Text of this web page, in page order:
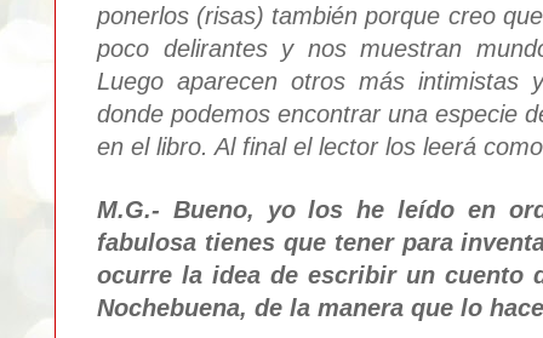
ponerlos (risas) también porque creo
poco delirantes y nos muestran
Luego aparecen otros más
donde podemos encontrar una especie
en el libro. Al final el lector los leerá
M.G.- Bueno, yo los he leído en
fabulosa tienes que tener para
ocurre la idea de escribir un cuento
Nochebuena, de la manera que lo